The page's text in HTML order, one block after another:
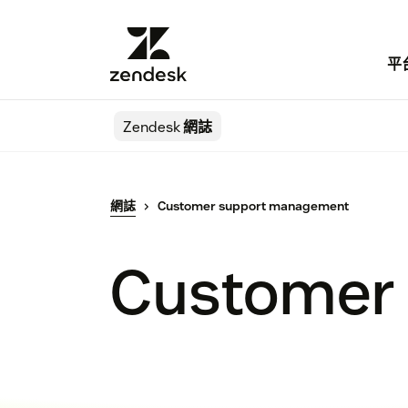
平
Zendesk網誌
網誌 Customer support management